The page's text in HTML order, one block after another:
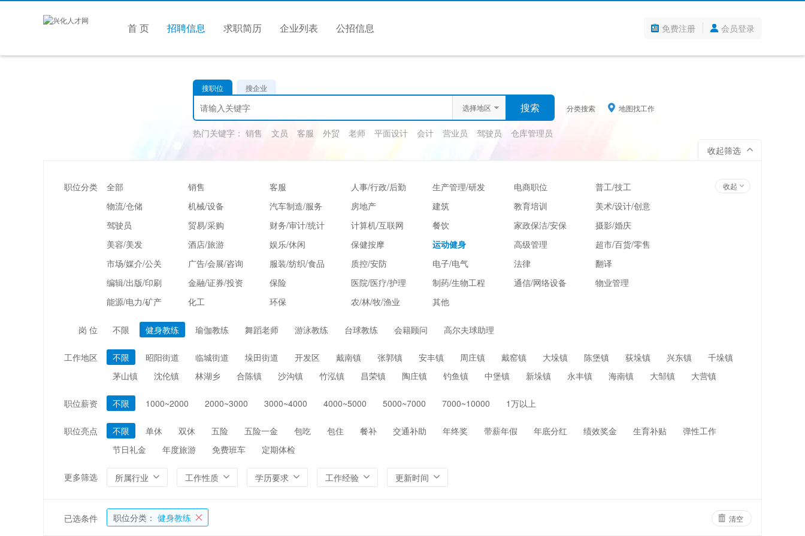
首 页 招聘信息 求职简历 企业列表 公招信息 免费注册 会员登录
搜职位
搜企业
选择地区
分类搜索 地图找工作
热门关键字： 销售 文员 客服 外贸 老师 平面设计 会计 营业员 驾驶员
仓库管理员
收起筛选
职位分类 全部 销售 客服 人事/行政/后勤 生产管理/研发 电商职位
普工/技工
物流/仓储
机械/设备 汽车制造/服务 房地产 建筑 教育培训
美术/设计/创意
驾驶员
贸易/采购 财务/审计/统计 计算机/互联网 餐饮 家政保洁/安保
摄影/婚庆
美容/美发
酒店/旅游 娱乐/休闲 保健按摩 运动健身 高级管理
超市/百货/零售
市场/媒介/公关
广告/会展/咨询 服装/纺织/食品 质控/安防 电子/电气 法律
翻译
编辑/出版/印刷
金融/证券/投资 保险 医院/医疗/护理 制药/生物工程 通信/网络设备
物业管理
能源/电力/矿产
化工 环保 农/林/牧/渔业 其他
收起
岗 位 不限 健身教练 瑜伽教练 舞蹈老师 游泳教练 台球教练 会籍顾问 高尔夫球助理
工作地区 不限 昭阳街道 临城街道 垛田街道 开发区 戴南镇 张郭镇 安丰镇 周庄镇 戴窑镇 大垛镇 陈堡镇 荻垛镇 兴东镇
千垛镇
茅山镇
沈伦镇 林湖乡 合陈镇 沙沟镇 竹泓镇 昌荣镇 陶庄镇 钓鱼镇 中堡镇 新垛镇 永丰镇 海南镇 大邹镇 大营镇
职位薪资 不限 1000~2000 2000~3000 3000~4000 4000~5000 5000~7000 7000~10000 1万以上
职位亮点 不限 单休 双休 五险 五险一金 包吃 包住 餐补 交通补助 年终奖 带薪年假 年底分红 绩效奖金 生育补贴
弹性工作
节日礼金
年度旅游 免费班车 定期体检
更多筛选 所属行业 工作性质 学历要求 工作经验 更新时间
已选条件 职位分类： 健身教练 清空